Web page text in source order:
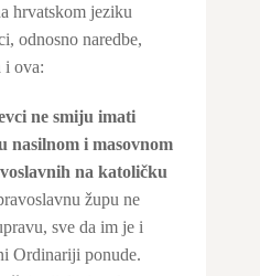
hrvatskom jeziku
odnosno naredbe,
i ova:
ne smiju imati
nasilnom i masovnom
na katoličku
župu ne
sve da im je i
Ordinariji ponude.